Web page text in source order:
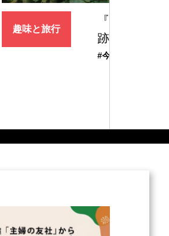
暮らしと食
大人気スタ
リジナルコ
#おしゃれ